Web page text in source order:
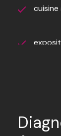
BUS ET